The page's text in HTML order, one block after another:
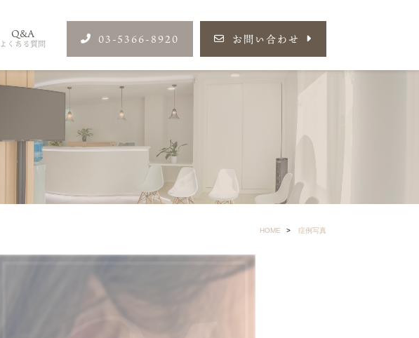
Q&A
よくある質問 03-5366-8920 お問い合わせ
HOME 症例写真